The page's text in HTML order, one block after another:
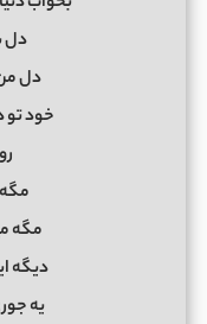
دل
دل من
خود تو
مگه
دیگه
یه